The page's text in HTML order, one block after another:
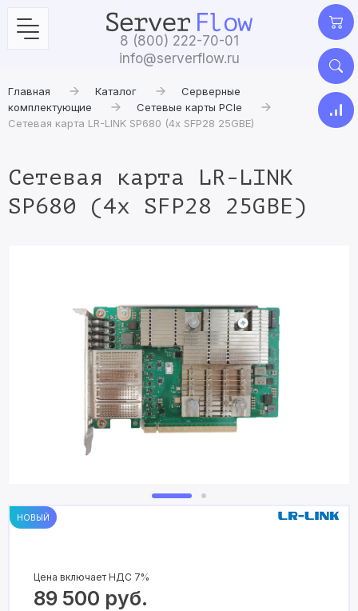
8 (800) 222-70-01
info@serverflow.ru
Главная Каталог
Серверные
комплектующие
Сетевые карты PCIe
Сетевая карта LR-LINK SP680 (4x SFP28 25GBE)
Сетевая карта LR-LINK
SP680 (4x SFP28 25GBE)
НОВЫЙ
Цена включает НДС 7%
89 500 руб.